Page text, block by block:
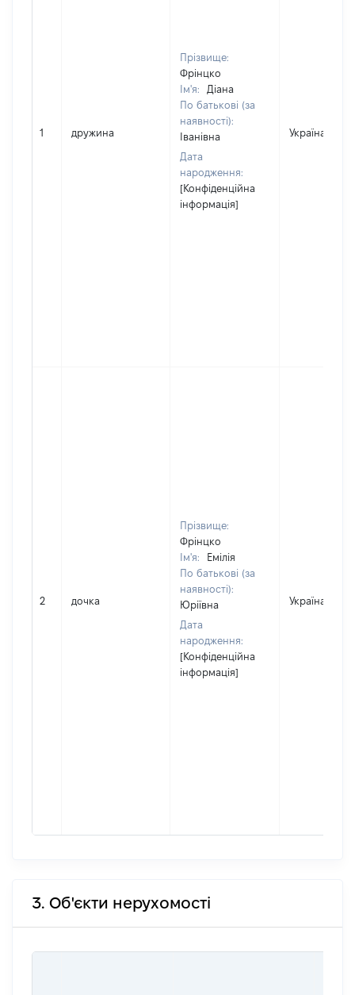
1 дружина
Прізвище:
Фрінцко
Ім'я:
Діана
По батькові (за
наявності):
Іванівна
Дата
народження:
[Конфіденційна
інформація]
Україна
2 дочка
Прізвище:
Фрінцко
Ім'я:
Емілія
По батькові (за
наявності):
Юріївна
Дата
народження:
[Конфіденційна
інформація]
Україна
3. Об'єкти нерухомості